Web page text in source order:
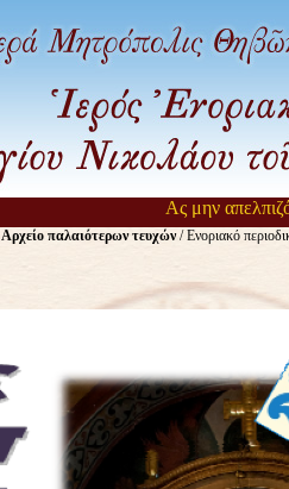
Ας μην
Αρχείο παλαιότερων τευχών/ Ενοριακό